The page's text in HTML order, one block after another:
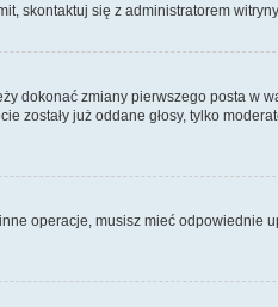
skontaktuj się z administratorem witryny.
dokonać zmiany pierwszego posta w
zostały już oddane głosy, tylko
operacje, musisz mieć odpowiednie